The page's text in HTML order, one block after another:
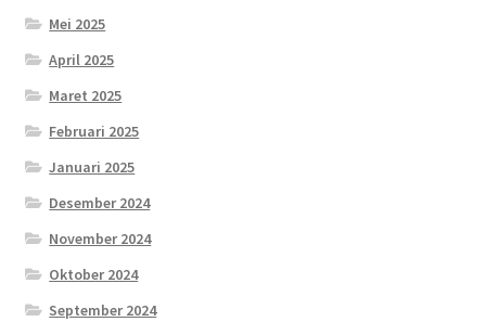
Mei 2025
April 2025
Maret 2025
Februari 2025
Januari 2025
Desember 2024
November 2024
Oktober 2024
September 2024